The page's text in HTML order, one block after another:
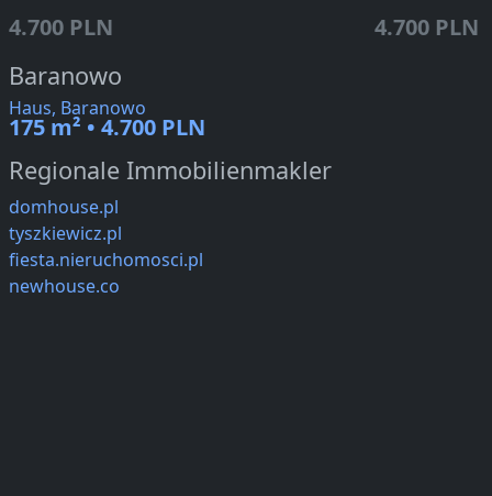
4.700 PLN 4.700 PLN
Baranowo
Haus, Baranowo
175 m² • 4.700 PLN
Regionale Immobilienmakler
domhouse.pl
tyszkiewicz.pl
fiesta.nieruchomosci.pl
newhouse.co